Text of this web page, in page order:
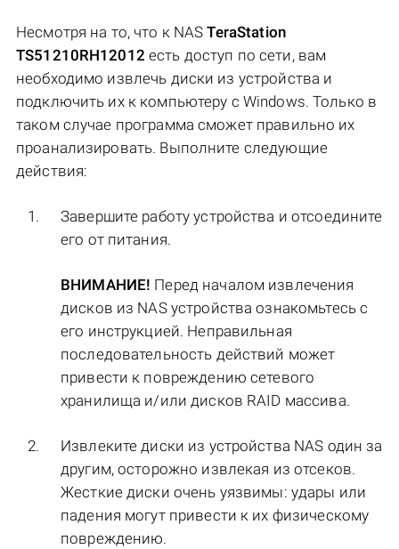
Несмотря на то, что к NASTeraStation
TS51210RH12012 есть доступ по сети, вам
необходимо извлечь диски из устройства и
подключить их к компьютеру с Windows. Только в
таком случае программа сможет правильно их
проанализировать. Выполните следующие
действия:
Завершите работу устройства и отсоедините
его от питания.
ВНИМАНИЕ! Перед началом извлечения
дисков из NAS устройства ознакомьтесь с
его инструкцией. Неправильная
последовательность действий может
привести к повреждению сетевого
хранилища и/или дисков RAID массива.
Извлеките диски из устройства NAS один за
другим, осторожно извлекая из отсеков.
Жесткие диски очень уязвимы: удары или
падения могут привести к их физическому
повреждению.